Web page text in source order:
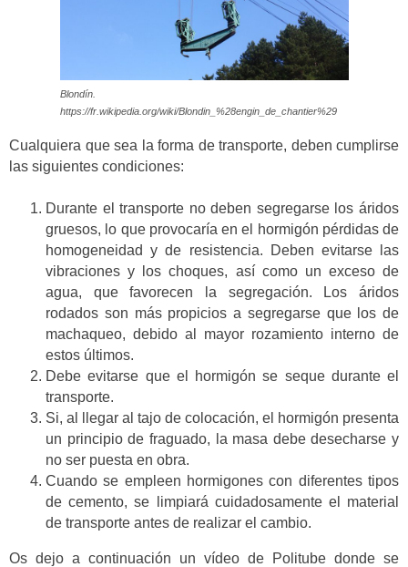
Blondín.
https://fr.wikipedia.org/wiki/Blondin_%28engin_de_chantier%29
Cualquiera que sea la forma de transporte, deben cumplirse
las siguientes condiciones:
Durante el transporte no deben segregarse los áridos
gruesos, lo que provocaría en el hormigón pérdidas de
homogeneidad y de resistencia. Deben evitarse las
vibraciones y los choques, así como un exceso de
agua, que favorecen la segregación. Los áridos
rodados son más propicios a segregarse que los de
machaqueo, debido al mayor rozamiento interno de
estos últimos.
Debe evitarse que el hormigón se seque durante el
transporte.
Si, al llegar al tajo de colocación, el hormigón presenta
un principio de fraguado, la masa debe desecharse y
no ser puesta en obra.
Cuando se empleen hormigones con diferentes tipos
de cemento, se limpiará cuidadosamente el material
de transporte antes de realizar el cambio.
Os dejo a continuación un vídeo de Politube donde se